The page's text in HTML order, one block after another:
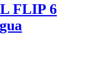
FLIP 6